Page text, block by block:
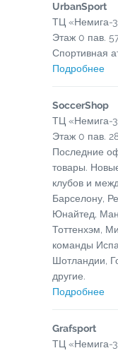
UrbanSport
ТЦ «Немига-
Этаж 0 пав.
Спортивная
Подробнее
SoccerShop
ТЦ «Немига-
Этаж 0 пав.
Последние
товары.
клубов и
Барселону,
Юнайтед,
Тоттенхэм,
команды
Шотландии,
другие.
Подробнее
Grafsport
ТЦ «Немига-